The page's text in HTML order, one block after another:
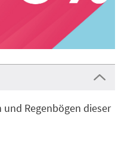
Regenbögen dieser